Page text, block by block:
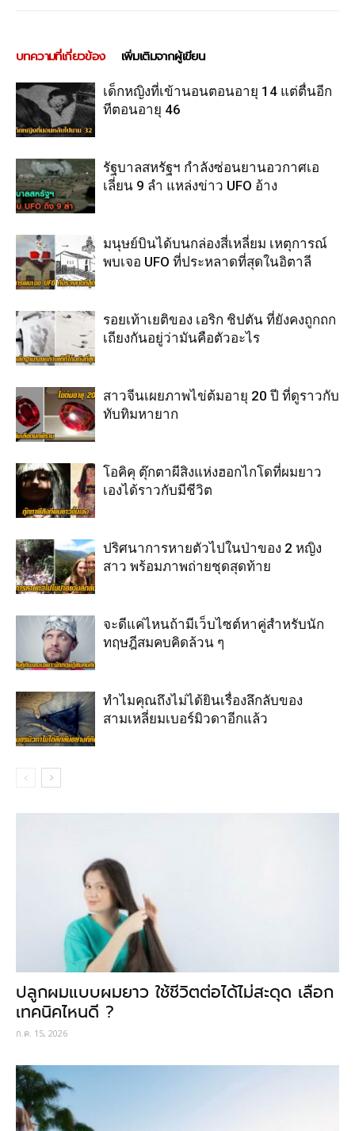
บทความที่เกี่ยวข้อง เพิ่มเติมจากผู้เขียน
เด็กหญิงที่เข้านอนตอนอายุ 14 แต่ตื่นอีก
ทีตอนอายุ 46
รัฐบาลสหรัฐฯ กำลังซ่อนยานอวกาศเอ
เลี่ยน 9 ลำ แหล่งข่าว UFO อ้าง
มนุษย์บินได้บนกล่องสี่เหลี่ยม เหตุการณ์
พบเจอ UFO ที่ประหลาดที่สุดในอิตาลี
รอยเท้าเยติของ เอริก ชิปตัน ที่ยังคงถูกถก
เถียงกันอยู่ว่ามันคือตัวอะไร
สาวจีนเผยภาพไข่ต้มอายุ 20 ปี ที่ดูราวกับ
ทับทิมหายาก
โอคิคุ ตุ๊กตาผีสิงแห่งฮอกไกโดที่ผมยาว
เองได้ราวกับมีชีวิต
ปริศนาการหายตัวไปในป่าของ 2 หญิง
สาว พร้อมภาพถ่ายชุดสุดท้าย
จะดีแค่ไหนถ้ามีเว็บไซต์หาคู่สำหรับนัก
ทฤษฎีสมคบคิดล้วน ๆ
ทำไมคุณถึงไม่ได้ยินเรื่องลึกลับของ
สามเหลี่ยมเบอร์มิวดาอีกแล้ว
ปลูกผมแบบผมยาว ใช้ชีวิตต่อได้ไม่สะดุด เลือก
เทคนิคไหนดี ?
ก.ค. 15, 2026